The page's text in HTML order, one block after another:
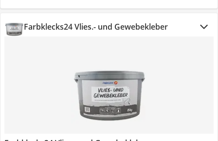
Farbklecks24 Vlies.- und Gewebekleber